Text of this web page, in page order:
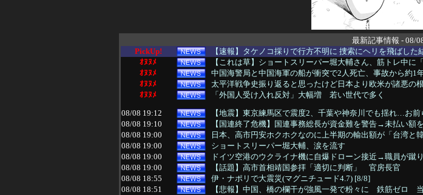
最新記事情報 - 08/
PickUp!
【速報】タケノコ採りで行方不明に 捜索にヘリを飛ばした
ｵﾇﾇﾒ
【これは草】ショートスリーパー堀大輔さん、筋トレ中に
ｵﾇﾇﾒ
中国海警局と中国海軍の船が衝突で2人死亡、事故から約1
ｵﾇﾇﾒ
太平洋戦争史振り返ると思ったけど日本より欧米が諸悪の
ｵﾇﾇﾒ
「外国人受け入れ反対」大幅増 若い世代で多く
08/08 19:12
【地震】東京練馬区で震度2、千葉や神奈川でも揺れ…お前
08/08 19:10
【国連終了危機】国連事務総長が資金難を警告→未払い額
08/08 19:00
日本、高市円安ホクホクなのに上半期の輸出額が「台湾と
08/08 19:00
ショートスリーパー堀大輔、涙を流す
08/08 19:00
ドイツ空港のウクライナ機に自爆ドローン接近→職員が蹴
08/08 19:00
【話題】高市首相靖国参拝「適切に判断」 官房長官
08/08 18:55
伊・ナポリで大震災(マグニチュード4.7) [8/8]
08/08 18:51
【悲報】中国、橋の欄干が強風一発で粉々に 鉄筋ゼロ